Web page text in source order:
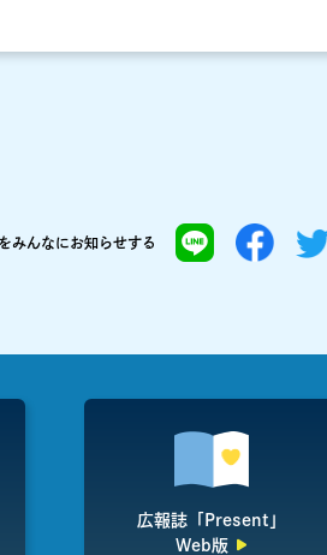
みんなにお知らせする
広報誌「Present」
Web版